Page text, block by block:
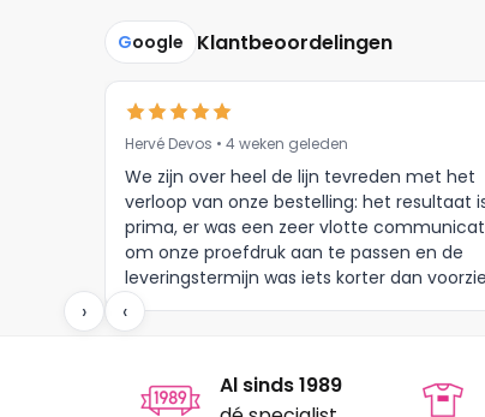
meerdere
variaties.
Deze
optie
kan
gekozen
worden
op
de
productpagina
Google Klantbeoordelingen
Hervé Devos • 4 weken geleden
We zijn over heel de lijn tevreden met het
verloop van onze bestelling: het resultaat
prima, er was een zeer vlotte
om onze proefdruk aan te passen en de
leveringstermijn was iets korter dan
Meer moet dat niet zijn.
‹
›
Al sinds 1989